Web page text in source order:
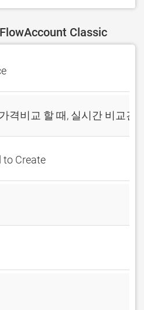
Classic
격비교 할 때, 실시간 비교견
to Create